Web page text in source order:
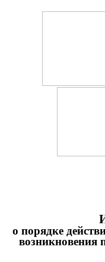
о порядке
возникновения